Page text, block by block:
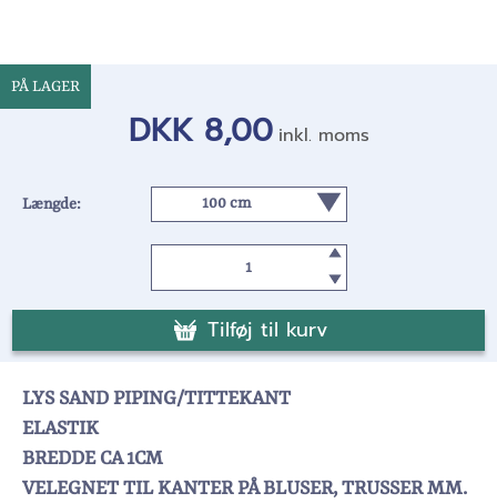
PÅ LAGER
DKK 8,00 inkl. moms
Længde:
Tilføj til kurv
LYS SAND PIPING/TITTEKANT
ELASTIK
BREDDE CA 1CM
VELEGNET TIL KANTER PÅ BLUSER, TRUSSER MM.